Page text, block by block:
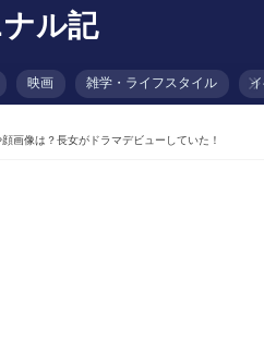
ル記
映画 雑学・ライフスタイル
画像は？長女がドラマデビューしていた！